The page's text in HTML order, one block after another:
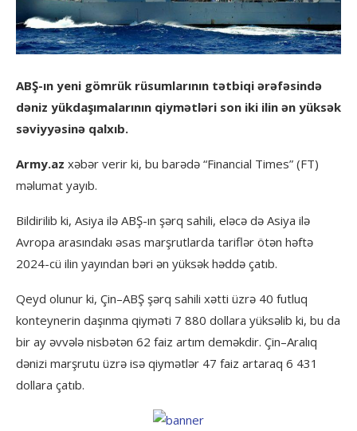
ABŞ-ın yeni gömrük rüsumlarının tətbiqi ərəfəsində
dəniz yükdaşımalarının qiymətləri son iki ilin ən yüksək
səviyyəsinə qalxıb.
Army.az xəbər verir ki, bu barədə “Financial Times” (FT)
məlumat yayıb.
Bildirilib ki, Asiya ilə ABŞ-ın şərq sahili, eləcə də Asiya ilə
Avropa arasındakı əsas marşrutlarda tariflər ötən həftə
2024-cü ilin yayından bəri ən yüksək həddə çatıb.
Qeyd olunur ki, Çin–ABŞ şərq sahili xətti üzrə 40 futluq
konteynerin daşınma qiyməti 7 880 dollara yüksəlib ki, bu da
bir ay əvvələ nisbətən 62 faiz artım deməkdir. Çin–Aralıq
dənizi marşrutu üzrə isə qiymətlər 47 faiz artaraq 6 431
dollara çatıb.